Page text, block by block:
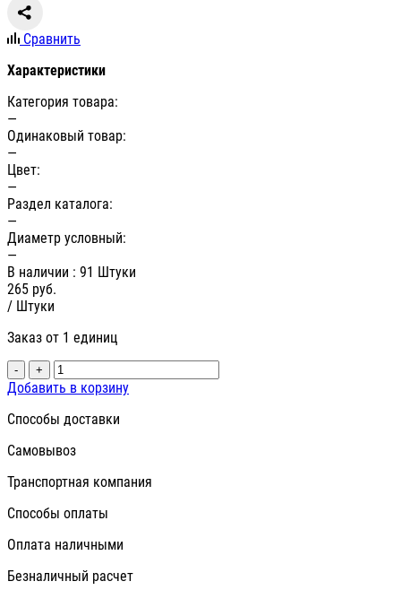
Сравнить
Характеристики
Категория товара:
—
Одинаковый товар:
—
Цвет:
—
Раздел каталога:
—
Диаметр условный:
—
В наличии : 91 Штуки
265 руб.
/ Штуки
Заказ от 1 единиц
- +
Добавить в корзину
Способы доставки
Самовывоз
Транспортная компания
Способы оплаты
Оплата наличными
Безналичный расчет